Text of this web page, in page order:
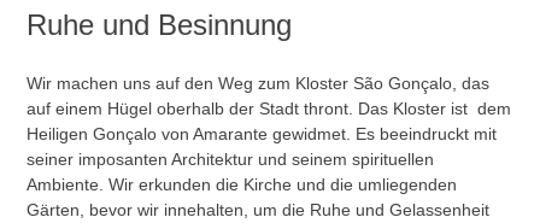
Ruhe und Besinnung
Wir machen uns auf den Weg zum Kloster São Gonçalo, das
auf einem Hügel oberhalb der Stadt thront. Das Kloster ist dem
Heiligen Gonçalo von Amarante gewidmet. Es beeindruckt mit
seiner imposanten Architektur und seinem spirituellen
Ambiente. Wir erkunden die Kirche und die umliegenden
Gärten, bevor wir innehalten, um die Ruhe und Gelassenheit